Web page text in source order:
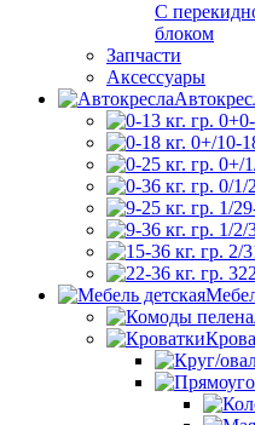
С
блоком
Запчасти
Аксессуары
0-